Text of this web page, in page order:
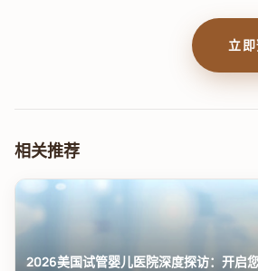
立
相关推荐
2026美国试管婴儿医院深度探访：开启